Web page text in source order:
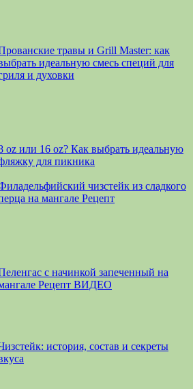
травы и Grill Master: как
идеальную смесь специй для
и духовки
oz или 16 oz? Как выбрать идеальную
для пикника
чизстейк из сладкого
на мангале Рецепт
с начинкой запеченный на
Рецепт ВИДЕО
история, состав и секреты